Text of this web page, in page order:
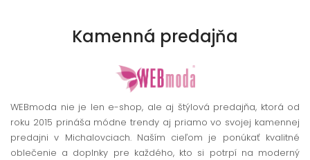
Kamenná predajňa
WEBmoda nie je len e-shop, ale aj štýlová predajňa, ktorá od
roku 2015 prináša módne trendy aj priamo vo svojej kamennej
predajni v Michalovciach. Naším cieľom je ponúkať kvalitné
oblečenie a doplnky pre každého, kto si potrpí na moderný